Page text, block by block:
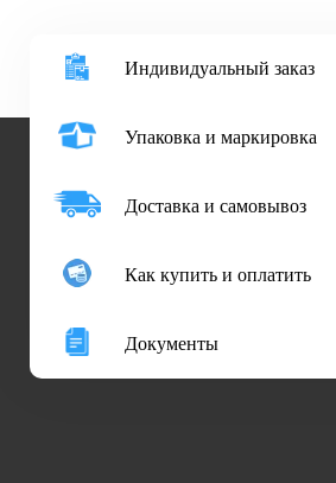
Индивидуальный заказ
Упаковка и маркировка
Доставка и самовывоз
Как купить и оплатить
Документы